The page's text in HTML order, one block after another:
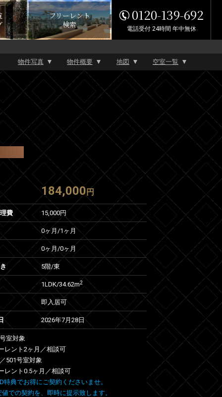
フリーレント
検索
0120-139-692
電話受付 24時間 年中無休
物件写真 物件概要 地図 空室一覧
184,000 円
費 15,000円
0ヶ月 /1ヶ月
0ヶ月/0ヶ月
5階/東
1LDK/34.62m2
即入居可
2026年7月28日
室対象
レント2ヶ月／相談可
501号室対象
レント0.5ヶ月／相談可
特典でお得にご契約くださいませ。
での契約を、即時に提示致します。